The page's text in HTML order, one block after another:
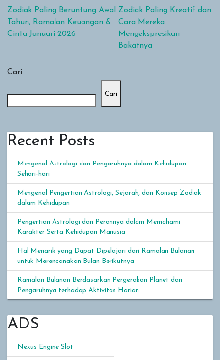
Navigasi pos
Zodiak Paling Beruntung Awal
Tahun, Ramalan Keuangan &
Cinta Januari 2026
Zodiak Paling Kreatif dan
Cara Mereka
Mengekspresikan
Bakatnya
Cari
Cari
Recent Posts
Mengenal Astrologi dan Pengaruhnya dalam Kehidupan
Sehari-hari
Mengenal Pengertian Astrologi, Sejarah, dan Konsep Zodiak
dalam Kehidupan
Pengertian Astrologi dan Perannya dalam Memahami
Karakter Serta Kehidupan Manusia
Hal Menarik yang Dapat Dipelajari dari Ramalan Bulanan
untuk Merencanakan Bulan Berikutnya
Ramalan Bulanan Berdasarkan Pergerakan Planet dan
Pengaruhnya terhadap Aktivitas Harian
ADS
Nexus Engine Slot